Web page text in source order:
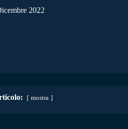
2022
mostra